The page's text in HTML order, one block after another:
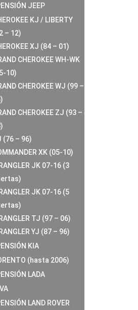
JEEP
KJ / LIBERTY
– 12)
XJ (84 – 01)
CHEROKEE WH-WK
10)
CHEROKEE WJ (99 –
CHEROKEE ZJ (93 –
(76 – 96)
XK (05-10)
JK 07-16 (3
JK 07-16 (5
TJ (97 – 06)
YJ (87 – 96)
KIA
(hasta 2006)
LADA
LAND ROVER